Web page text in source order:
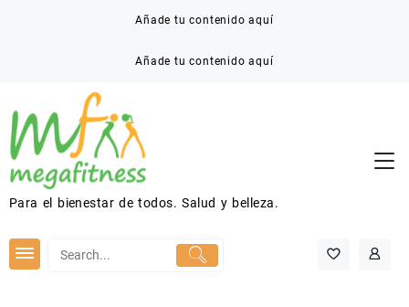
Añade tu contenido aquí
Añade tu contenido aquí
Para el bienestar de todos. Salud y belleza.